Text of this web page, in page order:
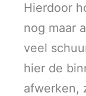
Hierdoor
nog maar
veel
hier de
afwerken,